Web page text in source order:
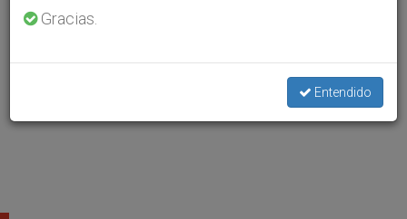
Gracias.
Entendido